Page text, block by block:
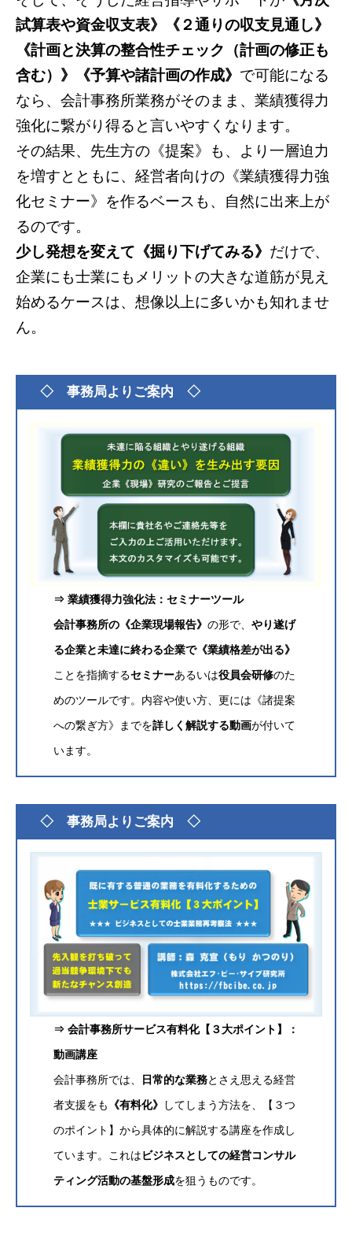
試算表や資金収支表》《２通りの収支見通し》
《計画と決算の整合性チェック（計画の修正も
含む）》《予算や諸計画の作成》 で可能になる
なら、会計事務所業務がそのまま、業績獲得力
強化に繋がり得ると言いやすくなります。
その結果、先生方の《提案》も、より一層迫力
を増すとともに、経営者向けの《業績獲得力強
化セミナー》を作るベースも、自然に出来上が
るのです。
少し発想を変えて《掘り下げてみる》 だけで、
企業にも士業にもメリットの大きな道筋が見え
始めるケースは、想像以上に多いかも知れませ
ん。
◇ 事務局よりご案内 ◇
⇒ 業績獲得力強化法：セミナーツール
会計事務所の《企業現場報告》 の形で、 やり遂げ
る企業と未達に終わる企業で《業績格差が出る》
ことを指摘するセミナーあるいは役員会研修のた
めのツールです。内容や使い方、更には《諸提案
への繋ぎ方》までを詳しく解説する動画が付いて
います。
◇ 事務局よりご案内 ◇
⇒ 会計事務所サービス有料化【３大ポイント】：
動画講座
会計事務所では、
日常的な業務とさえ思える経営
者支援をも
《有料化》
してしまう方法を、【３つ
のポイント】から具体的に解説する講座を作成し
ています。これはビジネスとしての経営コンサル
ティング活動の基盤形成を狙うものです。